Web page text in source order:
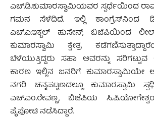
ಎಚ್.ಡಿ.ಕುಮಾರಸ್ವಾಮಿಯವರ ಸ್ಪರ್ಧೆಯಿಂದ
ಗಮನ ಸೆಳೆದಿದೆ. ಇಲ್ಲಿ ಕಾಂಗ್ರೆಸ್‍ನಿಂದ
ಎಚ್.ಎ.ಇಕ್ಬಲ್ ಹುಸೇನ್, ಬಿಜೆಪಿಯಿಂದ
ಕುಮಾರಸ್ವಾಮಿ ಕ್ಷೇತ್ರ
ಬೆಳೆಯುತ್ತಿದ್ದರು ಸಹಾ ಅವರನ್ನು ಸರಿಗಟ್ಟುವ
ಕಾರಣ ಇಲ್ಲಿನ ಜನರಿಗೆ
ನಗರಿ ಚನ್ನಪಟ್ಟಣದಲ್ಲೂ ಕುಮಾರಸ್ವಾಮಿ
ಎಚ್.ಎಂ.ರೇವಣ್ಣ, ಬಿಜೆಪಿಯ
ಪೈಪೋಟಿ ನಡೆಸಿದ್ದಾರೆ.